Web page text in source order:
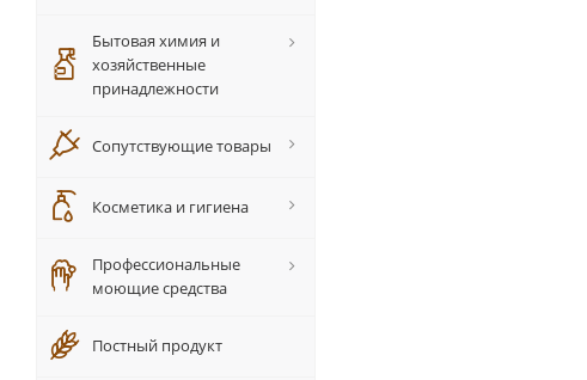
Бытовая химия и
хозяйственные
принадлежности
Сопутствующие товары
Косметика и гигиена
Профессиональные
моющие средства
Постный продукт